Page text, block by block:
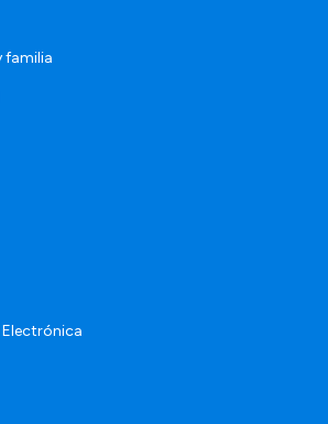
familia